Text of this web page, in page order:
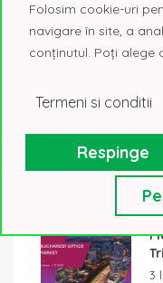
3
Folosim cookie-uri
navigare în site, a
conținutul. Poți alege
Termeni si conditii
Respinge